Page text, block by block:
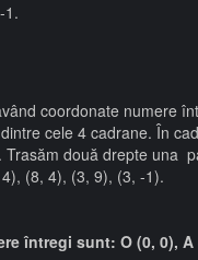
1.
coordonate numere
cele 4 cadrane. În
două drepte una
(8, 4), (3, 9), (3, -1).
întregi sunt: O (0, 0), A